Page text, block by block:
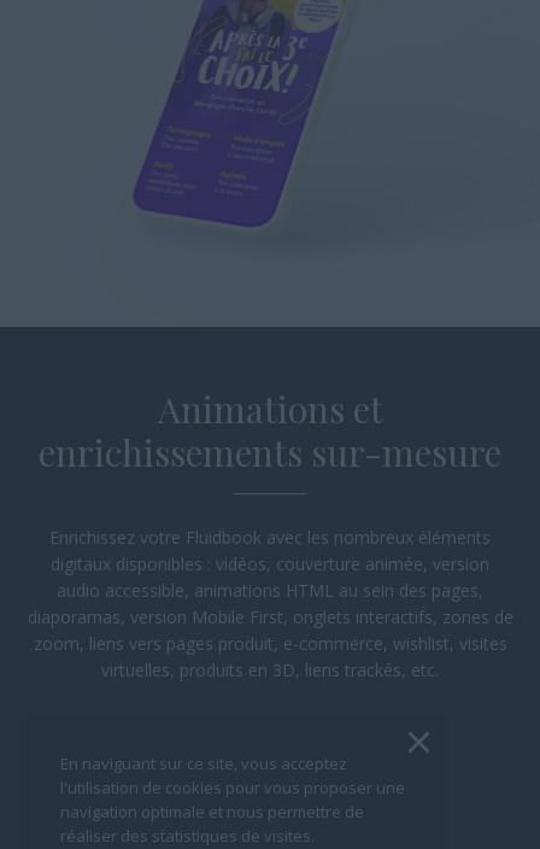
En naviguant sur ce site, vous acceptez
l'utilisation de cookies pour vous proposer une
navigation optimale et nous permettre de
réaliser des statistiques de visites.
Animations et
enrichissements sur-mesure
Enrichissez votre Fluidbook avec les nombreux éléments
digitaux disponibles : vidéos, couverture animée, version
audio accessible, animations HTML au sein des pages,
diaporamas, version Mobile First, onglets interactifs, zones de
zoom, liens vers pages produit, e-commerce, wishlist, visites
virtuelles, produits en 3D, liens trackés, etc.